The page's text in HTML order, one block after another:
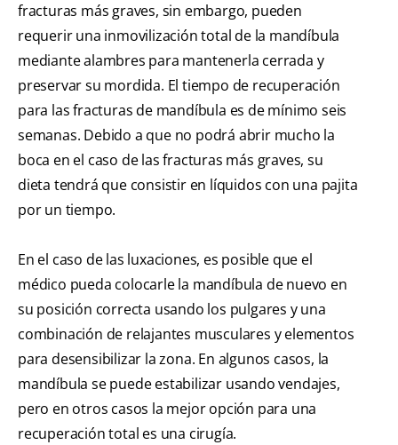
fracturas más graves, sin embargo, pueden
requerir una inmovilización total de la mandíbula
mediante alambres para mantenerla cerrada y
preservar su mordida. El tiempo de recuperación
para las fracturas de mandíbula es de mínimo seis
semanas. Debido a que no podrá abrir mucho la
boca en el caso de las fracturas más graves, su
dieta tendrá que consistir en líquidos con una pajita
por un tiempo.
En el caso de las luxaciones, es posible que el
médico pueda colocarle la mandíbula de nuevo en
su posición correcta usando los pulgares y una
combinación de relajantes musculares y elementos
para desensibilizar la zona. En algunos casos, la
mandíbula se puede estabilizar usando vendajes,
pero en otros casos la mejor opción para una
recuperación total es una cirugía.